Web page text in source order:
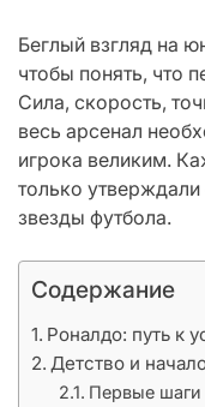
Беглый взгляд на
чтобы понять, что
Сила, скорость,
весь арсенал
игрока великим.
только
звезды футбола.
Содержание
Роналдо: путь к
Детство и
Первые шаги